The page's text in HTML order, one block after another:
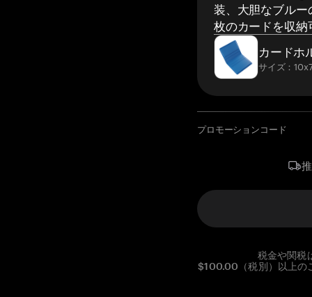
装、大胆なブルー
枚のカードを収納
カードホ
サイズ：
プロモーションコード
税金や関税
$100.00（税別）以上の